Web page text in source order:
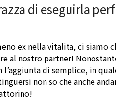
di eseguirla
ex nella vitalita, ci siamo
al nostro partner!
di semplice, in
non so che anche